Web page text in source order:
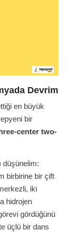
Devrim
en büyük
bir
center two-
düşünelim:
birbirine bir çift
iki
hidrojen
gördüğünü
üçlü bir dans